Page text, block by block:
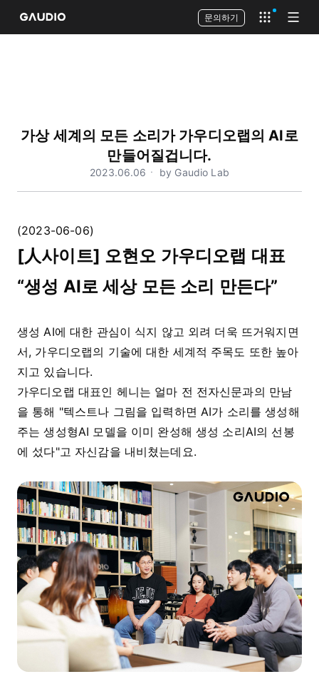
문의하기
Open app
가상 세계의 모든 소리가 가우디오랩의 AI로
만들어질겁니다.
2023.06.06ㆍ by Gaudio Lab
(2023-06-06)
[人사이트] 오현오 가우디오랩 대표
“생성 AI로 세상 모든 소리 만든다”
생성 AI에 대한 관심이 식지 않고 외려 더욱 뜨거워지면
서, 가우디오랩의 기술에 대한 세계적 주목도 또한 높아
지고 있습니다.
가우디오랩 대표인 헤니는 얼마 전 전자신문과의 만남
을 통해 "텍스트나 그림을 입력하면 AI가 소리를 생성해
주는 생성형AI 모델을 이미 완성해 생성 소리AI의 선봉
에 섰다"고 자신감을 내비쳤는데요.